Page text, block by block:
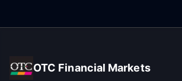
OTC Financial Markets